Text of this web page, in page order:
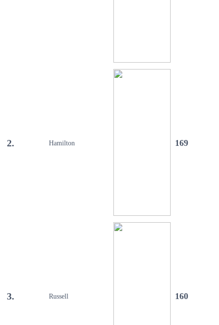
2. Hamilton 169
3. Russell 160